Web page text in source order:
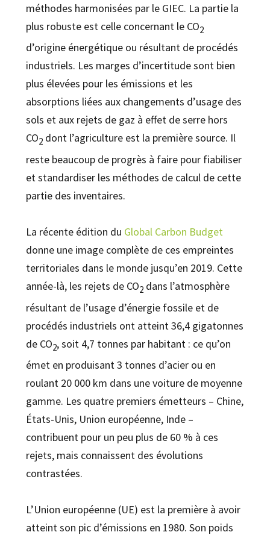
méthodes harmonisées par le GIEC. La partie la
plus robuste est celle concernant le CO2
d’origine énergétique ou résultant de procédés
industriels. Les marges d’incertitude sont bien
plus élevées pour les émissions et les
absorptions liées aux changements d’usage des
sols et aux rejets de gaz à effet de serre hors
CO2dont l’agriculture est la première source. Il
reste beaucoup de progrès à faire pour fiabiliser
et standardiser les méthodes de calcul de cette
partie des inventaires.
La récente édition du Global Carbon Budget
donne une image complète de ces empreintes
territoriales dans le monde jusqu’en 2019. Cette
année-là, les rejets de CO2dans l’atmosphère
résultant de l’usage d’énergie fossile et de
procédés industriels ont atteint 36,4 gigatonnes
de CO2, soit 4,7 tonnes par habitant : ce qu’on
émet en produisant 3 tonnes d’acier ou en
roulant 20 000 km dans une voiture de moyenne
gamme. Les quatre premiers émetteurs – Chine,
États-Unis, Union européenne, Inde –
contribuent pour un peu plus de 60 % à ces
rejets, mais connaissent des évolutions
contrastées.
L’Union européenne (UE) est la première à avoir
atteint son pic d’émissions en 1980. Son poids